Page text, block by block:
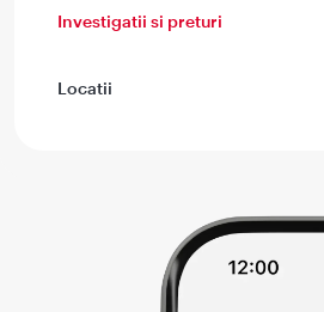
Investigatii si preturi
Locatii